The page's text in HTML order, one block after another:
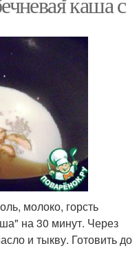
молоко, горсть
на 30 минут. Через
и тыкву. Готовить до